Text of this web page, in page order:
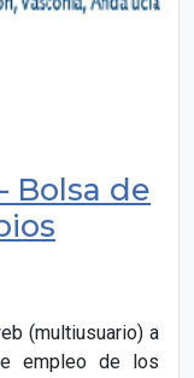
Bolsa de
(multiusuario) a
empleo de los